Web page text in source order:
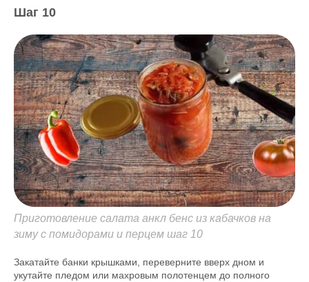
Шаг 10
Приготовление салата анкл бенс из кабачков на
зиму с помидорами и перцем шаг 10
Закатайте банки крышками, переверните вверх дном и
укутайте пледом или махровым полотенцем до полного